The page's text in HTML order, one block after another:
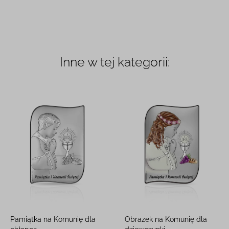
Inne w tej kategorii:
Pamiątka na Komunię dla
Obrazek na Komunię dla